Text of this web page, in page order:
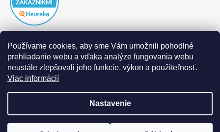
Používame cookies, aby sme Vám umožnili pohodlné
prehliadanie webu a vďaka analýze fungovania webu
neustále zlepšovali jeho funkcie, výkon a použiteľnosť.
Viac informácií
Nastavenie
|Realizoval Appgrade